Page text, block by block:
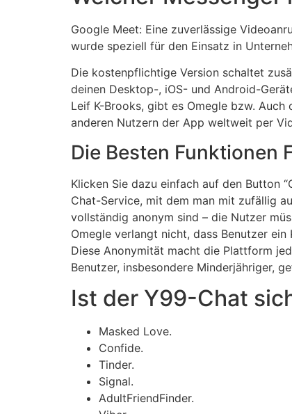
Google Meet: Eine zuverlässige
wurde speziell für den Einsatz in
Die kostenpflichtige Version schaltet
deinen Desktop-, iOS- und Android-
Leif K-Brooks, gibt es Omegle bzw.
anderen Nutzern der App weltweit per
Die Besten Funktionen
Klicken Sie dazu einfach auf den Button
Chat-Service, mit dem man mit zufällig
vollständig anonym sind – die Nutzer
Omegle verlangt nicht, dass Benutzer
Diese Anonymität macht die Plattform
Benutzer, insbesondere Minderjähriger,
Ist der Y99-Chat
Masked Love.
Confide.
Tinder.
Signal.
AdultFriendFinder.